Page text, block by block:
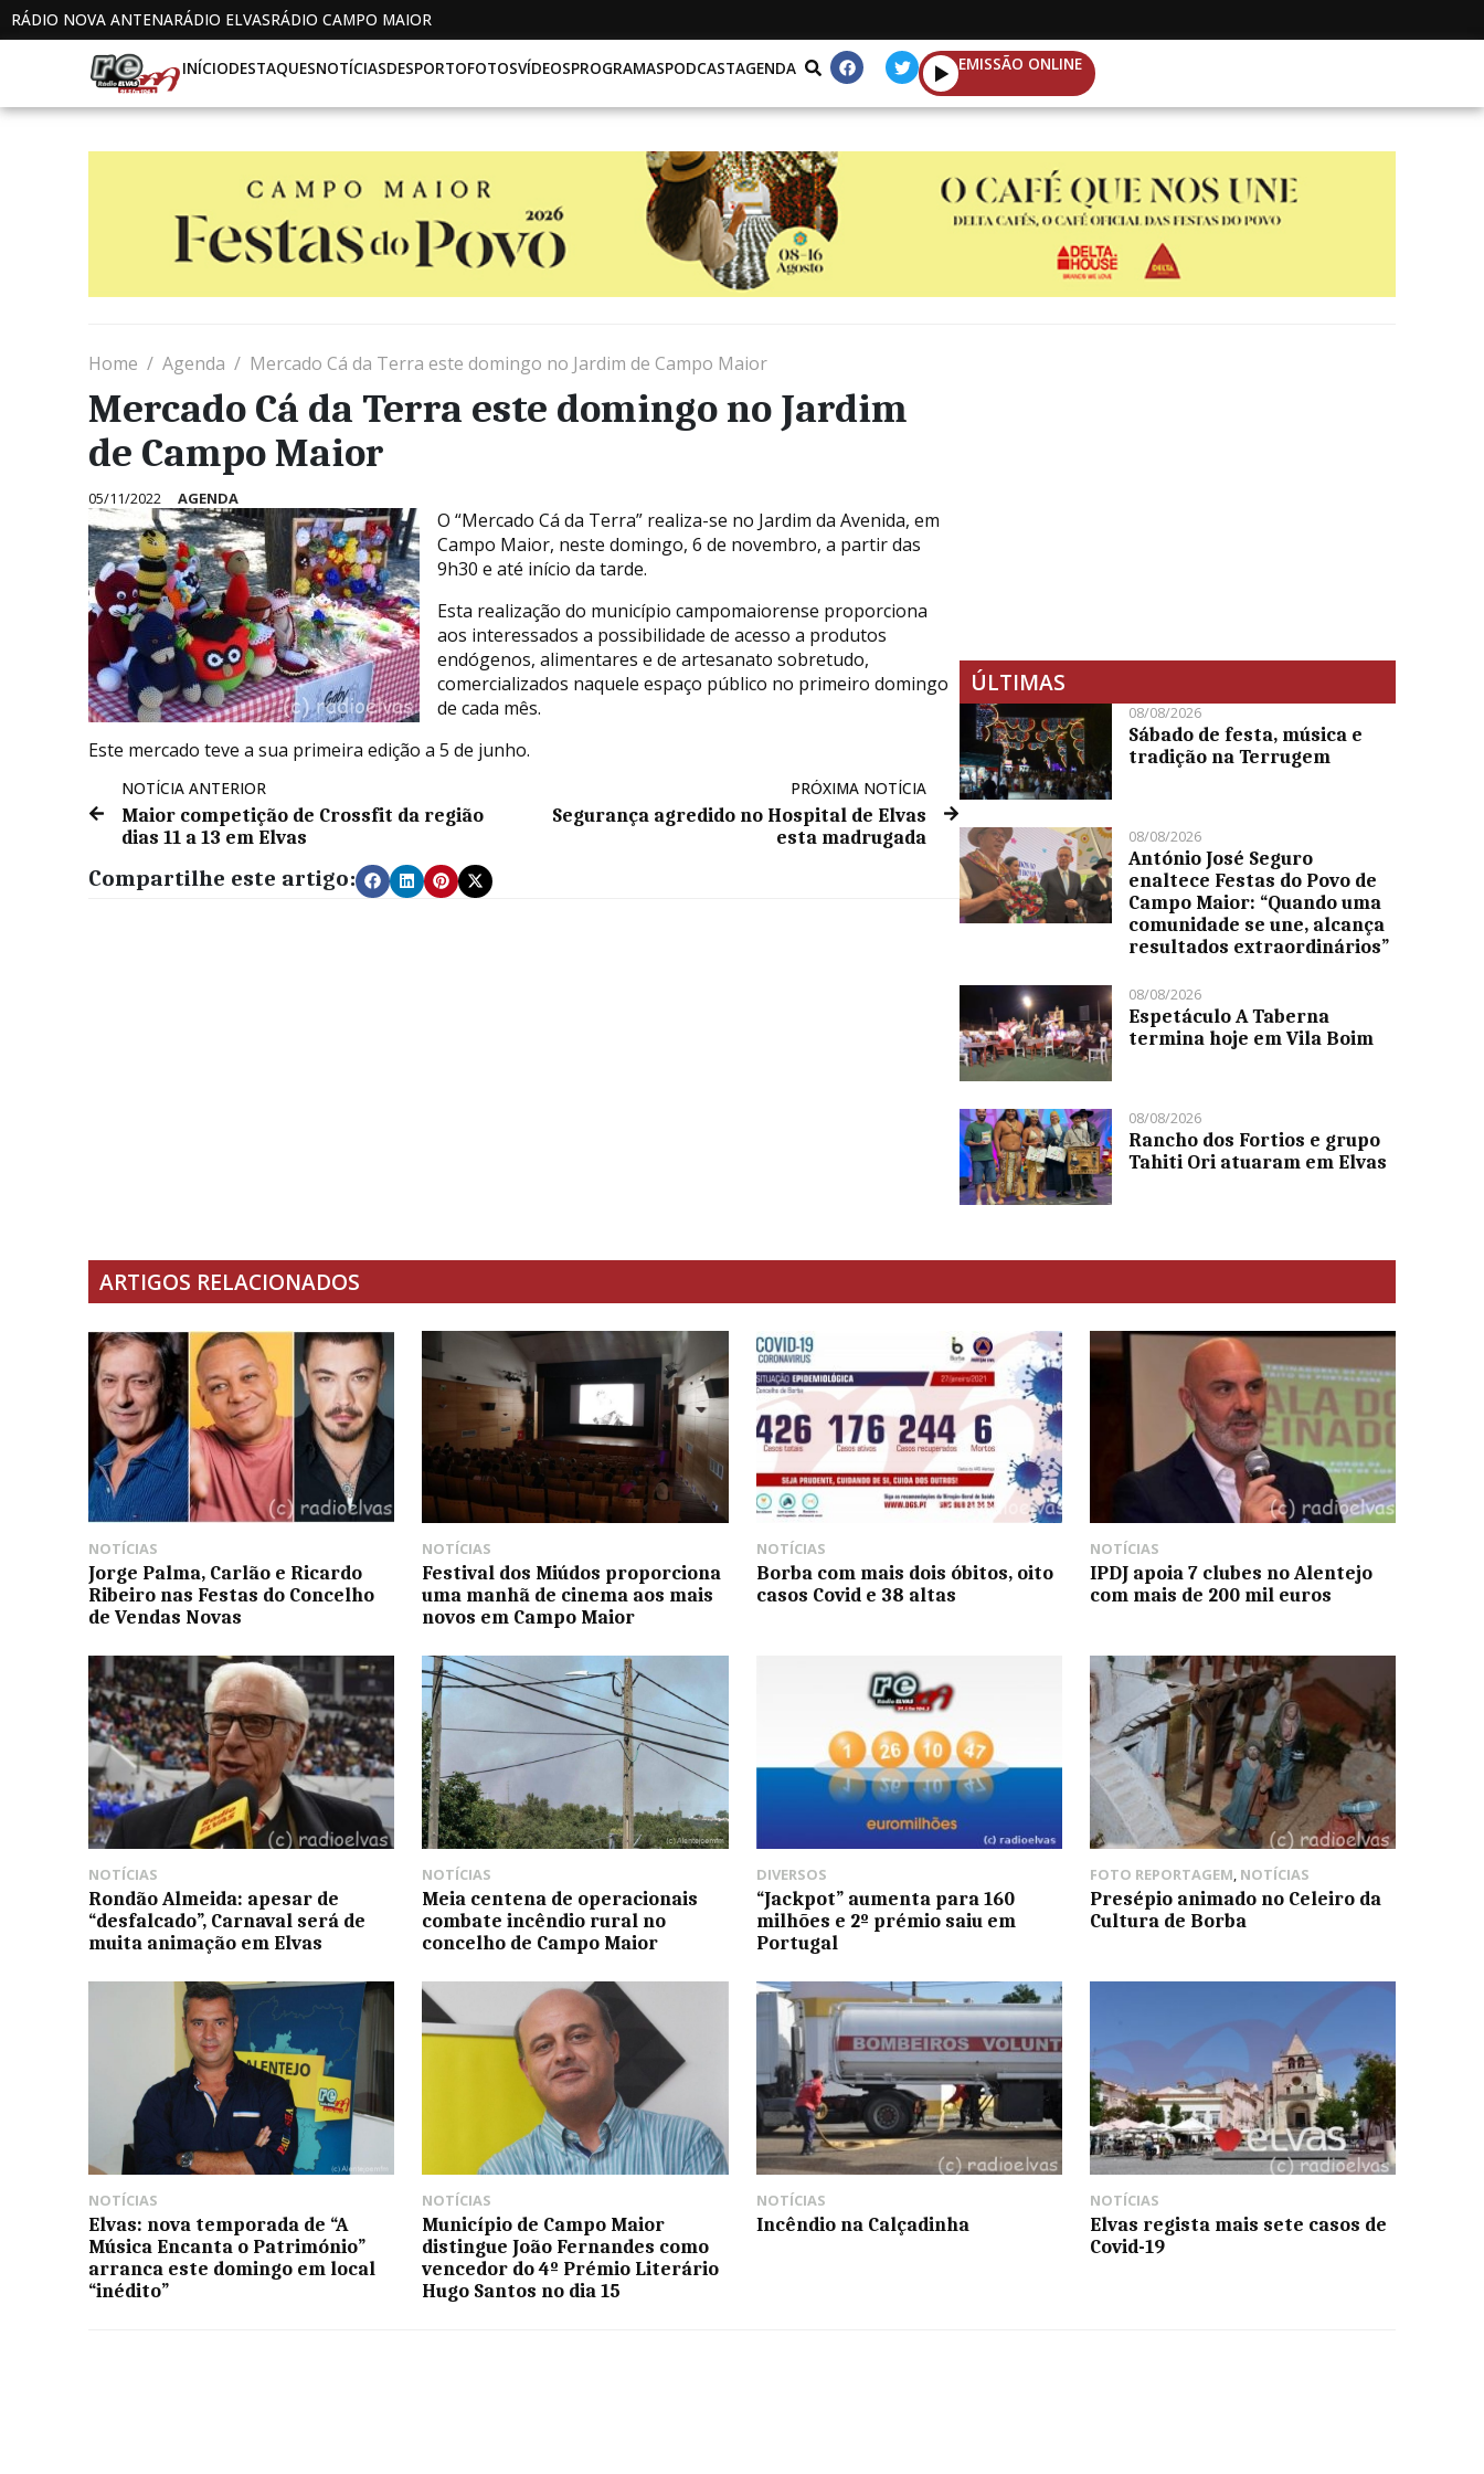
RÁDIO NOVA ANTENARÁDIO ELVASRÁDIO CAMPO MAIOR
INÍCIODESTAQUESNOTÍCIASDESPORTOFOTOSVÍDEOSPROGRAMASPODCASTAGENDA EMISSÃO ONLINE
Home Agenda Mercado Cá da Terra este domingo no Jardim de Campo Maior
Mercado Cá da Terra este domingo no Jardim
de Campo Maior
05/11/2022 AGENDA
O “Mercado Cá da Terra” realiza-se no Jardim da Avenida, em
Campo Maior, neste domingo, 6 de novembro, a partir das
9h30 e até início da tarde.
Esta realização do município campomaiorense proporciona
aos interessados a possibilidade de acesso a produtos
endógenos, alimentares e de artesanato sobretudo,
comercializados naquele espaço público no primeiro domingo
de cada mês.
Este mercado teve a sua primeira edição a 5 de junho.
NOTÍCIA ANTERIOR
Maior competição de Crossfit da região
dias 11 a 13 em Elvas
PRÓXIMA NOTÍCIA
Segurança agredido no Hospital de Elvas
esta madrugada
Compartilhe este artigo:
ÚLTIMAS
08/08/2026
Sábado de festa, música e
tradição na Terrugem
08/08/2026
António José Seguro
enaltece Festas do Povo de
Campo Maior: “Quando uma
comunidade se une, alcança
resultados extraordinários”
08/08/2026
Espetáculo A Taberna
termina hoje em Vila Boim
08/08/2026
Rancho dos Fortios e grupo
Tahiti Ori atuaram em Elvas
ARTIGOS RELACIONADOS
NOTÍCIAS
Jorge Palma, Carlão e Ricardo
Ribeiro nas Festas do Concelho
de Vendas Novas
NOTÍCIAS
Festival dos Miúdos proporciona
uma manhã de cinema aos mais
novos em Campo Maior
NOTÍCIAS
Borba com mais dois óbitos, oito
casos Covid e 38 altas
NOTÍCIAS
IPDJ apoia 7 clubes no Alentejo
com mais de 200 mil euros
NOTÍCIAS
Rondão Almeida: apesar de
“desfalcado”, Carnaval será de
muita animação em Elvas
NOTÍCIAS
Meia centena de operacionais
combate incêndio rural no
concelho de Campo Maior
DIVERSOS
“Jackpot” aumenta para 160
milhões e 2º prémio saiu em
Portugal
FOTO REPORTAGEM, NOTÍCIAS
Presépio animado no Celeiro da
Cultura de Borba
NOTÍCIAS
Elvas: nova temporada de “A
Música Encanta o Património”
arranca este domingo em local
“inédito”
NOTÍCIAS
Município de Campo Maior
distingue João Fernandes como
vencedor do 4º Prémio Literário
Hugo Santos no dia 15
NOTÍCIAS
Incêndio na Calçadinha
NOTÍCIAS
Elvas regista mais sete casos de
Covid-19